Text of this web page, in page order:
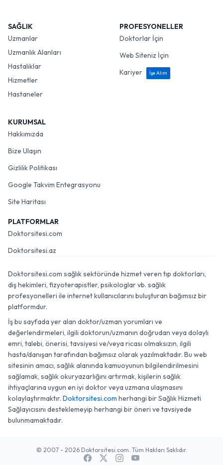
SAĞLIK
Uzmanlar
Uzmanlık Alanları
Hastalıklar
Hizmetler
Hastaneler
PROFESYONELLER
Doktorlar İçin
Web Siteniz İçin
Kariyer
İşe Alım
KURUMSAL
Hakkımızda
Bize Ulaşın
Gizlilik Politikası
Google Takvim Entegrasyonu
Site Haritası
PLATFORMLAR
Doktorsitesi.com
Doktorsitesi.az
Doktorsitesi.com sağlık sektöründe hizmet veren tıp doktorları,
diş hekimleri, fizyoterapistler, psikologlar vb. sağlık
profesyonelleri ile internet kullanıcılarını buluşturan bağımsız bir
platformdur.
İş bu sayfada yer alan doktor/uzman yorumları ve
değerlendirmeleri, ilgili doktorun/uzmanın doğrudan veya dolaylı
emri, talebi, önerisi, tavsiyesi ve/veya ricası olmaksızın, ilgili
hasta/danışan tarafından bağımsız olarak yazılmaktadır. Bu web
sitesinin amacı, sağlık alanında kamuoyunun bilgilendirilmesini
sağlamak, sağlık okuryazarlığını artırmak, kişilerin sağlık
ihtiyaçlarına uygun en iyi doktor veya uzmana ulaşmasını
kolaylaştırmaktır. Doktorsitesi.com herhangi bir Sağlık Hizmeti
Sağlayıcısını desteklemeyip herhangi bir öneri ve tavsiyede
bulunmamaktadır.
© 2007 - 2026 Doktorsitesi.com. Tüm Hakları Saklıdır.